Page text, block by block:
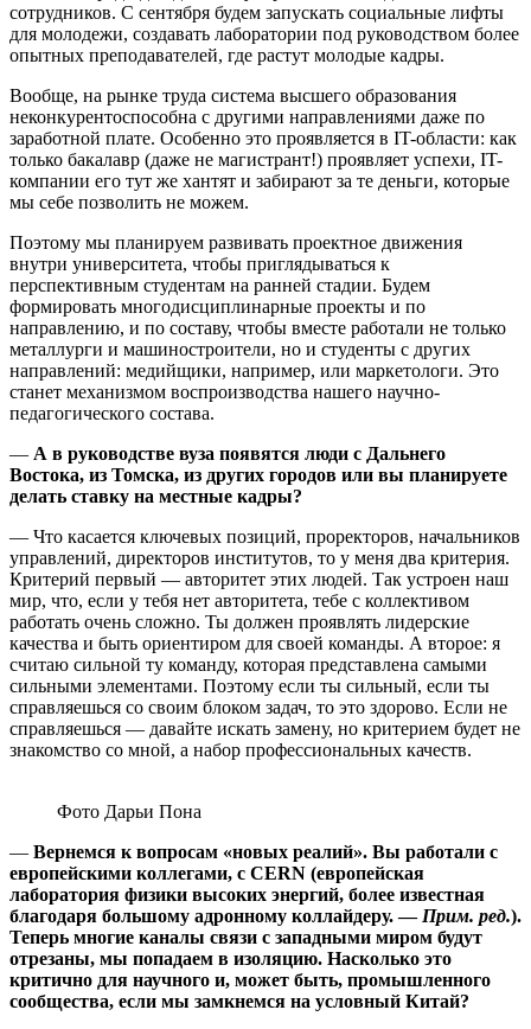
сотрудников. С сентября будем запускать социальные лифты
для молодежи, создавать лаборатории под руководством более
опытных преподавателей, где растут молодые кадры.
Вообще, на рынке труда система высшего образования
неконкурентоспособна с другими направлениями даже по
заработной плате. Особенно это проявляется в IT-области: как
только бакалавр (даже не магистрант!) проявляет успехи, IT-
компании его тут же хантят и забирают за те деньги, которые
мы себе позволить не можем.
Поэтому мы планируем развивать проектное движения
внутри университета, чтобы приглядываться к
перспективным студентам на ранней стадии. Будем
формировать многодисциплинарные проекты и по
направлению, и по составу, чтобы вместе работали не только
металлурги и машиностроители, но и студенты с других
направлений: медийщики, например, или маркетологи. Это
станет механизмом воспроизводства нашего научно-
педагогического состава.
— А в руководстве вуза появятся люди с Дальнего
Востока, из Томска, из других городов или вы планируете
делать ставку на местные кадры?
— Что касается ключевых позиций, проректоров, начальников
управлений, директоров институтов, то у меня два критерия.
Критерий первый — авторитет этих людей. Так устроен наш
мир, что, если у тебя нет авторитета, тебе с коллективом
работать очень сложно. Ты должен проявлять лидерские
качества и быть ориентиром для своей команды. А второе: я
считаю сильной ту команду, которая представлена самыми
сильными элементами. Поэтому если ты сильный, если ты
справляешься со своим блоком задач, то это здорово. Если не
справляешься — давайте искать замену, но критерием будет не
знакомство со мной, а набор профессиональных качеств.
Фото Дарьи Пона
— Вернемся к вопросам «новых реалий». Вы работали с
европейскими коллегами, с CERN (европейская
лаборатория физики высоких энергий, более известная
благодаря большому адронному коллайдеру. —Прим. ред.).
Теперь многие каналы связи с западными миром будут
отрезаны, мы попадаем в изоляцию. Насколько это
критично для научного и, может быть, промышленного
сообщества, если мы замкнемся на условный Китай?